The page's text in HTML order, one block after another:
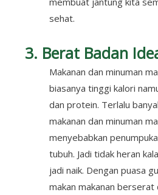
sehat.
3. Berat Badan
Makanan dan minuman
biasanya tinggi kalori
dan protein. Terlalu
makanan dan minuman
menyebabkan
tubuh. Jadi tidak heran
jadi naik. Dengan puasa
makan makanan berserat